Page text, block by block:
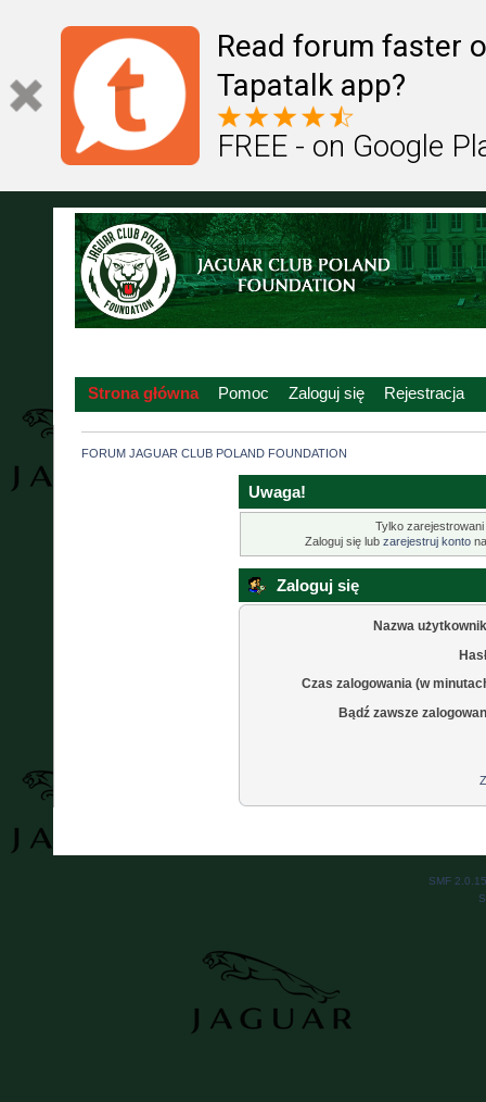
Read forum faster
Tapatalk app?
FREE - on Google
Strona główna Pomoc Zaloguj się Rejestracja
FORUM JAGUAR CLUB POLAND FOUNDATION
Uwaga!
Tylko
Zaloguj się lub zarejestruj kontona
Zaloguj się
Nazwa
Czas zalogowania (w
Bądź zawsze
SMF 2.0.15